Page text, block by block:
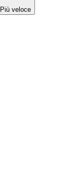
Più veloce